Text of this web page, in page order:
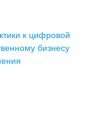
к цифровой
бизнесу